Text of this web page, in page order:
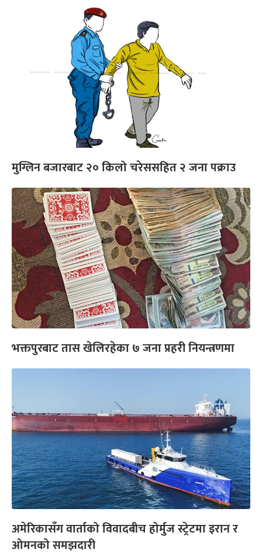
मुग्लिन बजारबाट २० किलो चरेससहित २ जना पक्राउ
भक्तपुरबाट तास खेलिरहेका ७ जना प्रहरी नियन्त्रणमा
अमेरिकासँग वार्ताको विवादबीच होर्मुज स्ट्रेटमा इरान र
ओमनको समझदारी